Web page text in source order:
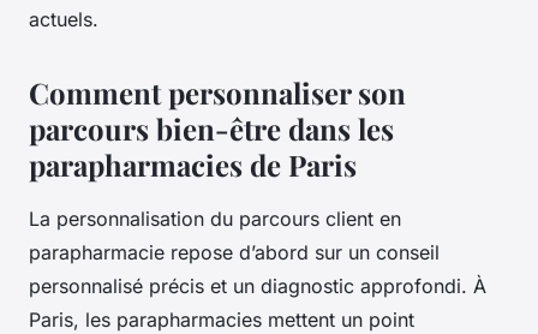
actuels.
Comment personnaliser son
parcours bien-être dans les
parapharmacies de Paris
La personnalisation du parcours client en
parapharmacie repose d’abord sur un conseil
personnalisé précis et un diagnostic approfondi. À
Paris, les parapharmacies mettent un point